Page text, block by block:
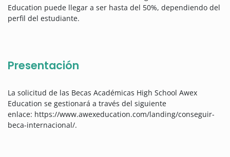
Education puede llegar a ser hasta del 50%, dependiendo del
perfil del estudiante.
Presentación
La solicitud de las Becas Académicas High School Awex
Education se gestionará a través del siguiente
enlace: https://www.awexeducation.com/landing/conseguir-
beca-internacional/.